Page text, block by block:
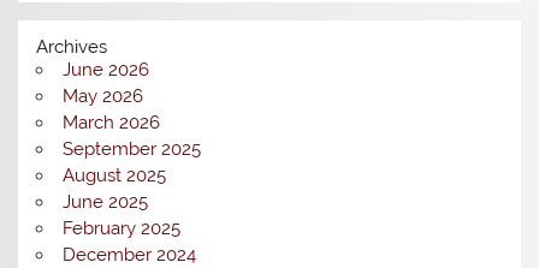
Archives
June 2026
May 2026
March 2026
September 2025
August 2025
June 2025
February 2025
December 2024